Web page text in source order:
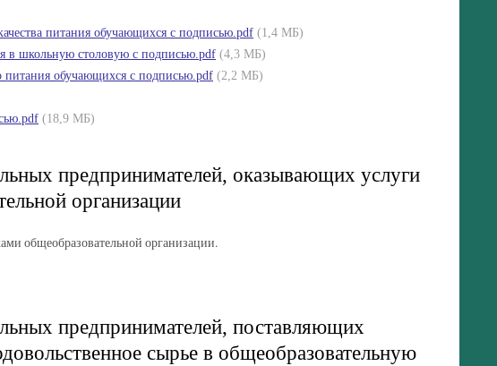
питания обучающихся с подписью.pdf (1,4 МБ)
в школьную столовую с подписью.pdf (4,3 МБ)
питания обучающихся с подписью.pdf (2,2 МБ)
(18,9 МБ)
предпринимателей, оказывающих услуги
организации
общеобразовательной организации.
предпринимателей, поставляющих
сырье в общеобразовательную